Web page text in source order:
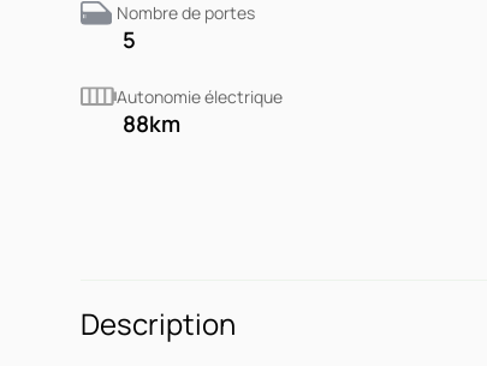
Nombre de portes
5
Autonomie électrique
88km
Description